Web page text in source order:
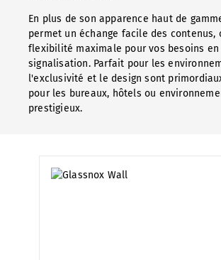
En plus de son apparence haut de
permet un échange facile des contenus,
flexibilité maximale pour vos besoins en
signalisation. Parfait pour les
l'exclusivité et le design sont
pour les bureaux, hôtels ou
prestigieux.